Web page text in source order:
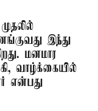
இந்து
மனமார
வாழ்க்கையில்
என்பது